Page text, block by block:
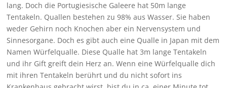
lang. Doch die Portugiesische Galeere hat 50m lange
Tentakeln. Quallen bestehen zu 98% aus Wasser. Sie haben
weder Gehirn noch Knochen aber ein Nervensystem und
Sinnesorgane. Doch es gibt auch eine Qualle in Japan mit dem
Namen Würfelqualle. Diese Qualle hat 3m lange Tentakeln
und ihr Gift greift dein Herz an. Wenn eine Würfelqualle dich
mit ihren Tentakeln berührt und du nicht sofort ins